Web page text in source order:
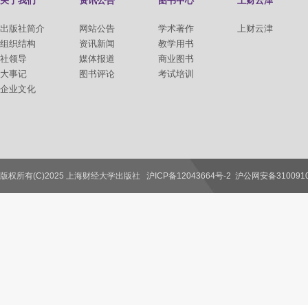
出版社简介
组织结构
社领导
大事记
企业文化
网站公告
资讯新闻
媒体报道
图书评论
学术著作
教学用书
商业图书
考试培训
上财云津
联系我们
版权所有(C)2025 上海财经大学出版社 沪ICP备12043664号-2 沪公网安备